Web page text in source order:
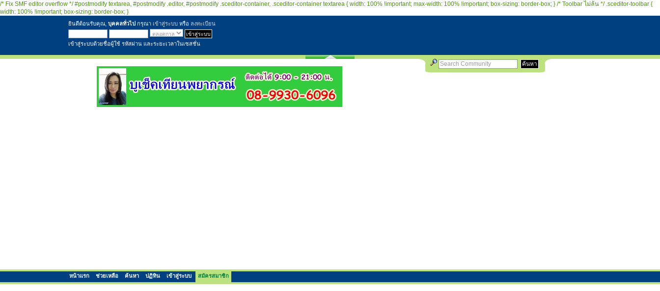
/* Fix SMF editor overflow */ #postmodify textarea, #postmodify .editor, #postmodify .sceditor-container, .sceditor-container textarea { width: 100% !important; max-width: 100% !important; box-sizing: border-box; } /* Toolbar ไม่ล้น */ .sceditor-toolbar {
width: 100% !important; box-sizing: border-box; }
ยินดีต้อนรับคุณ,บุคคลทั่วไป กรุณา เข้าสู่ระบบ หรือ ลงทะเบียน
เข้าสู่ระบบด้วยชื่อผู้ใช้ รหัสผ่าน และระยะเวลาในเซสชั่น
หน้าแรก ช่วยเหลือ ค้นหา ปฏิทิน เข้าสู่ระบบ สมัครสมาชิก